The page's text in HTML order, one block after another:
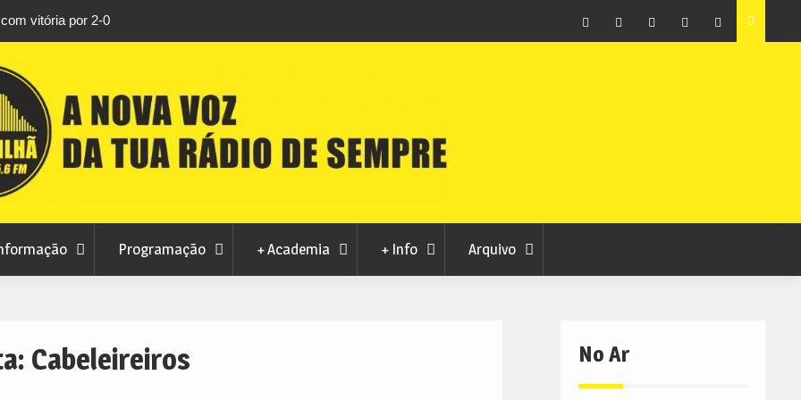
a 14 de
para fase final sem risco de penalizações
Centum Cellas entra na fase decisiva das Novas 7
Maravilhas de Portugal
Programação + Academia + Info Arquivo
Cabeleireiros No Ar